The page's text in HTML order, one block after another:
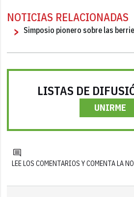
NOTICIAS RELACIONADAS
Simposio pionero sobre las
LISTAS DE
UNIRME
LEE LOS COMENTARIOS Y COMENTA LA